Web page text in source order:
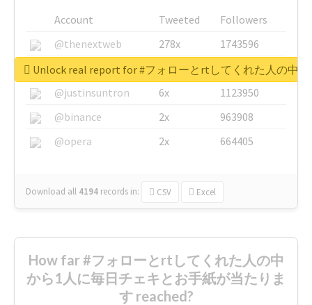
Account Tweeted
Followers
@thenextweb
278x
1743596
@GuyKawasaki
8x
1440448
@justinsuntron
6x
1123950
@binance
2x
963908
@opera
2x 664405
Download all 4194 records in: CSV Excel
Unlock real report for #フォローとrtしてくれた人の中
How far #フォローとrtしてくれた人の中
から1人に毎日チェキとお手紙が当たりま
す reached?